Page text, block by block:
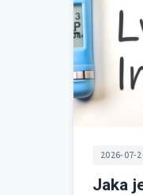
2026-07-
Jaka